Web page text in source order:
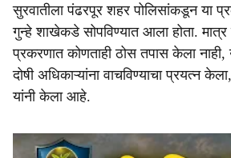
सुरवातीला पंढरपूर शहर पोलिसांकडून या
गुन्हे शाखेकडे सोपविण्यात आला होता. मात्र
प्रकरणात कोणताही ठोस तपास केला नाही,
दोषी अधिकाऱ्यांना वाचविण्याचा प्रयत्न
यांनी केला आहे.